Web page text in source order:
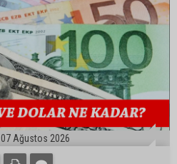
07 Ağustos 2026